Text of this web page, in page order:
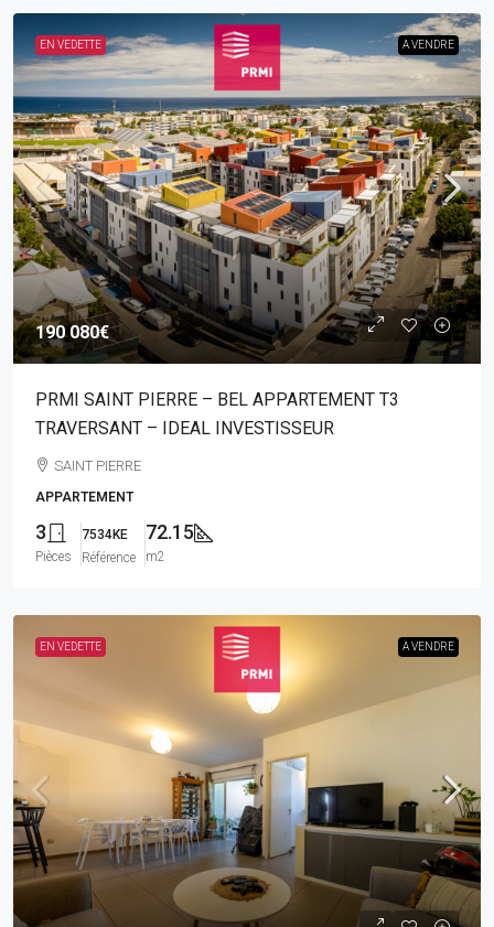
EN VEDETTE A VENDRE
190 080€
PRMI SAINT PIERRE – BEL APPARTEMENT T3
TRAVERSANT – IDEAL INVESTISSEUR
SAINT PIERRE
APPARTEMENT
3
Pièces
7534KE
Référence
72.15
m2
EN VEDETTE A VENDRE